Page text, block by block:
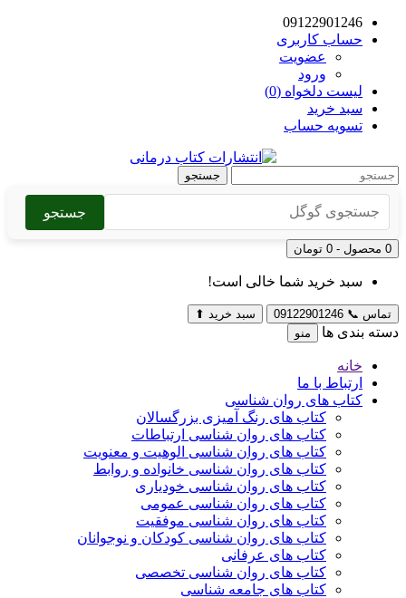
09122901246
حساب کاربری
عضویت
ورود
لیست دلخواه (0)
سبد خرید
تسویه حساب
جستجو
جستجو
0 محصول - 0 تومان
سبد خرید شما خالی است!
تماس 📞
09122901246 سبد خرید ⬆
دسته بندی ها منو
خانه
ارتباط با ما
کتاب های روان شناسی
کتاب های رنگ آمیزی بزرگسالان
کتاب های روان شناسی ارتباطات
کتاب های روان شناسی الوهیت و معنویت
کتاب های روان شناسی خانواده و روابط
کتاب های روان شناسی خودیاری
کتاب های روان شناسی عمومی
کتاب های روان شناسی موفقیت
کتاب های روان شناسی کودکان و نوجوانان
کتاب های عرفانی
کتاب های روان شناسی تخصصی
کتاب های جامعه شناسی